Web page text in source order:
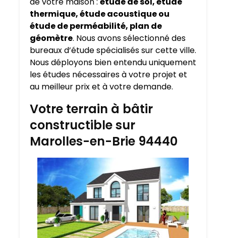
thermique, étude acoustique ou
étude de perméabilité, plan de
géomètre. Nous avons sélectionné des
bureaux d’étude spécialisés sur cette ville.
Nous déployons bien entendu uniquement
les études nécessaires à votre projet et
au meilleur prix et à votre demande.
Votre terrain à bâtir
constructible sur
Marolles-en-Brie 94440